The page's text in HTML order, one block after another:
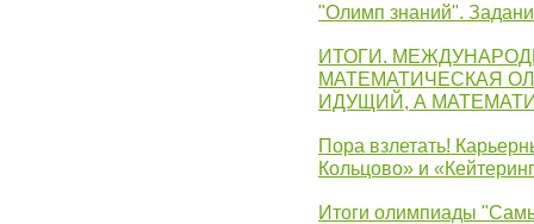
"Олимп знаний".
ИТОГИ.
МАТЕМАТИЧЕСКАЯ
ИДУЩИЙ, А
Пора взлетать!
Кольцово» и
Итоги олимпиады